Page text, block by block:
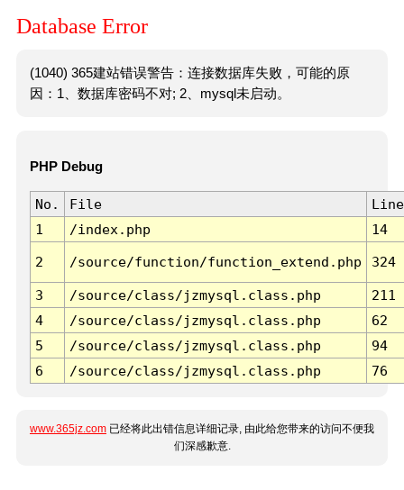
Database Error
(1040) 365建站错误警告：连接数据库失败，可能的原
因：1、数据库密码不对; 2、mysql未启动。
PHP Debug
No. File
Line
1
/index.php 14
2 /source/function/function_extend.php 324
3 /source/class/jzmysql.class.php
211
4
/source/class/jzmysql.class.php
62
5
/source/class/jzmysql.class.php
94
6
/source/class/jzmysql.class.php 76
www.365jz.com 已经将此出错信息详细记录, 由此给您带来的访问不便我
们深感歉意.